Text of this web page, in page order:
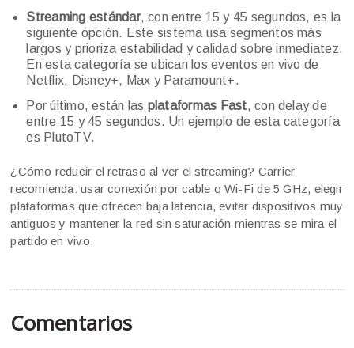
Streaming estándar, con entre 15 y 45 segundos, es la
siguiente opción. Este sistema usa segmentos más
largos y prioriza estabilidad y calidad sobre inmediatez.
En esta categoría se ubican los eventos en vivo de
Netflix, Disney+, Max y Paramount+.
Por último, están las plataformas Fast, con delay de
entre 15 y 45 segundos. Un ejemplo de esta categoría
es PlutoTV.
¿Cómo reducir el retraso al ver el streaming? Carrier
recomienda: usar conexión por cable o Wi-Fi de 5 GHz, elegir
plataformas que ofrecen baja latencia, evitar dispositivos muy
antiguos y mantener la red sin saturación mientras se mira el
partido en vivo.
Comentarios